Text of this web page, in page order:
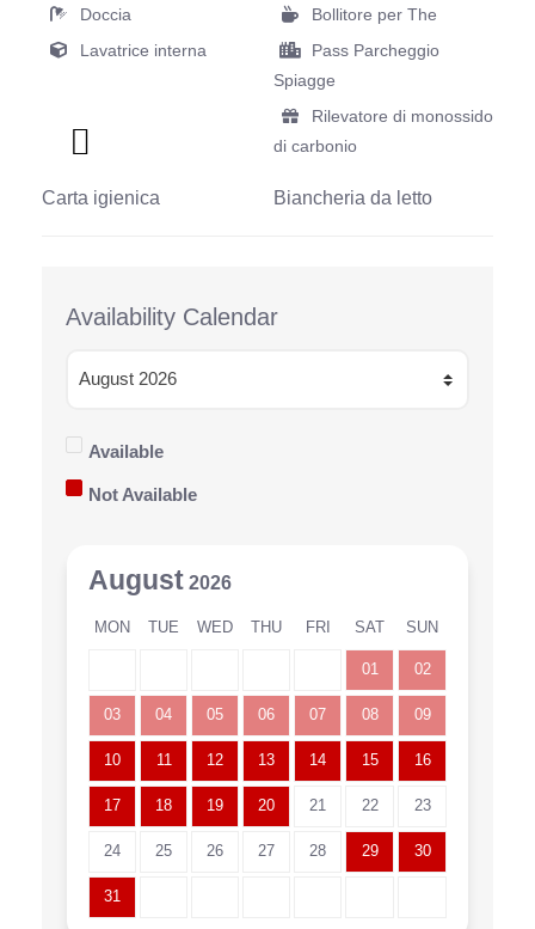
Doccia
Bollitore per The
Lavatrice interna
Pass Parcheggio
Spiagge
Rilevatore di monossido
di carbonio
Carta igienica Biancheria da letto
Availability Calendar
Available
Not Available
August 2026
MON TUE WED THU FRI SAT SUN
01 02
03 04 05 06 07 08 09
10 11 12 13 14 15 16
17 18 19 20 21 22 23
24 25 26 27 28 29 30
31